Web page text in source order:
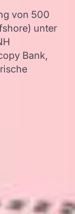
von 500
unter
Bank,